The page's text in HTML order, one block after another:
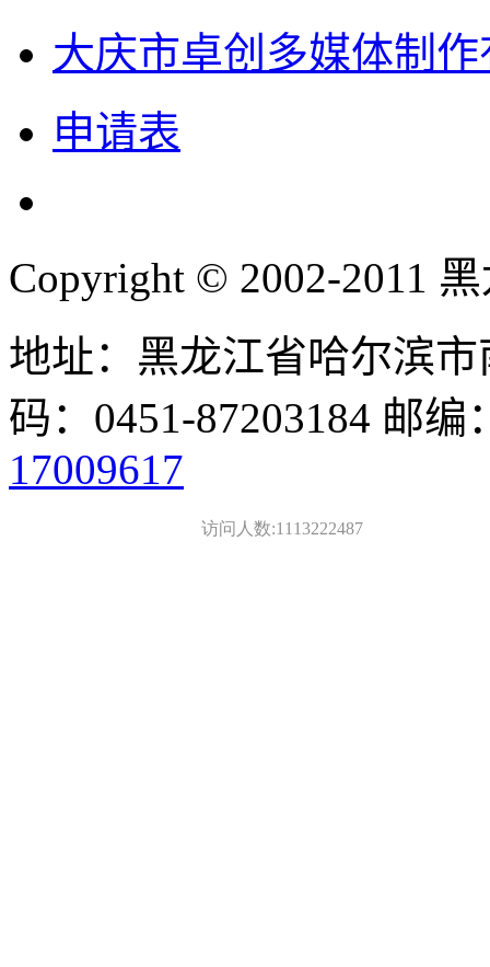
大庆市卓创多媒体制
申请表
Copyright © 2002-2011
地址：黑龙江省哈尔滨
码：0451-87203184 邮编
17009617